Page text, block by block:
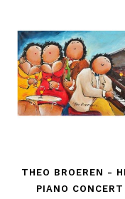
THEO BROEREN -
PIANO CONCERT